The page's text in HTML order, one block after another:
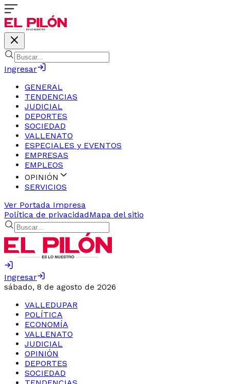
Ingresar
GENERAL
TENDENCIAS
JUDICIAL
DEPORTES
SOCIEDAD
VALLENATO
ESPECIALES y EVENTOS
EMPRESAS
EMPLEOS
OPINIÓN
SERVICIOS
Ver Portada Impresa
Política de privacidadMapa del sitio
Ingresar
sábado, 8 de agosto de 2026
VALLEDUPAR
POLÍTICA
ECONOMÍA
VALLENATO
JUDICIAL
OPINIÓN
DEPORTES
SOCIEDAD